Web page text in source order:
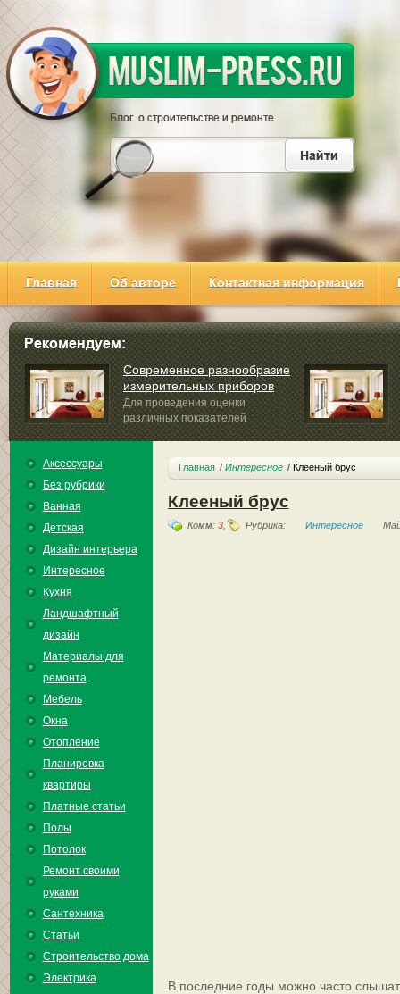
Главная Об авторе Контактная информация
Современное разнообразие
измерительных приборов
Для проведения оценки
различных показателей
физических...
Аксессуары
Без рубрики
Ванная
Детская
Дизайн интерьера
Интересное
Кухня
Ландшафтный
дизайн
Материалы для
ремонта
Мебель
Окна
Отопление
Планировка
квартиры
Платные статьи
Полы
Потолок
Ремонт своими
руками
Сантехника
Статьи
Строительство дома
Электрика
Главная Интересное Клееный брус
Клееный брус
Комм: 3, Рубрика: Интересное
В последние годы можно часто